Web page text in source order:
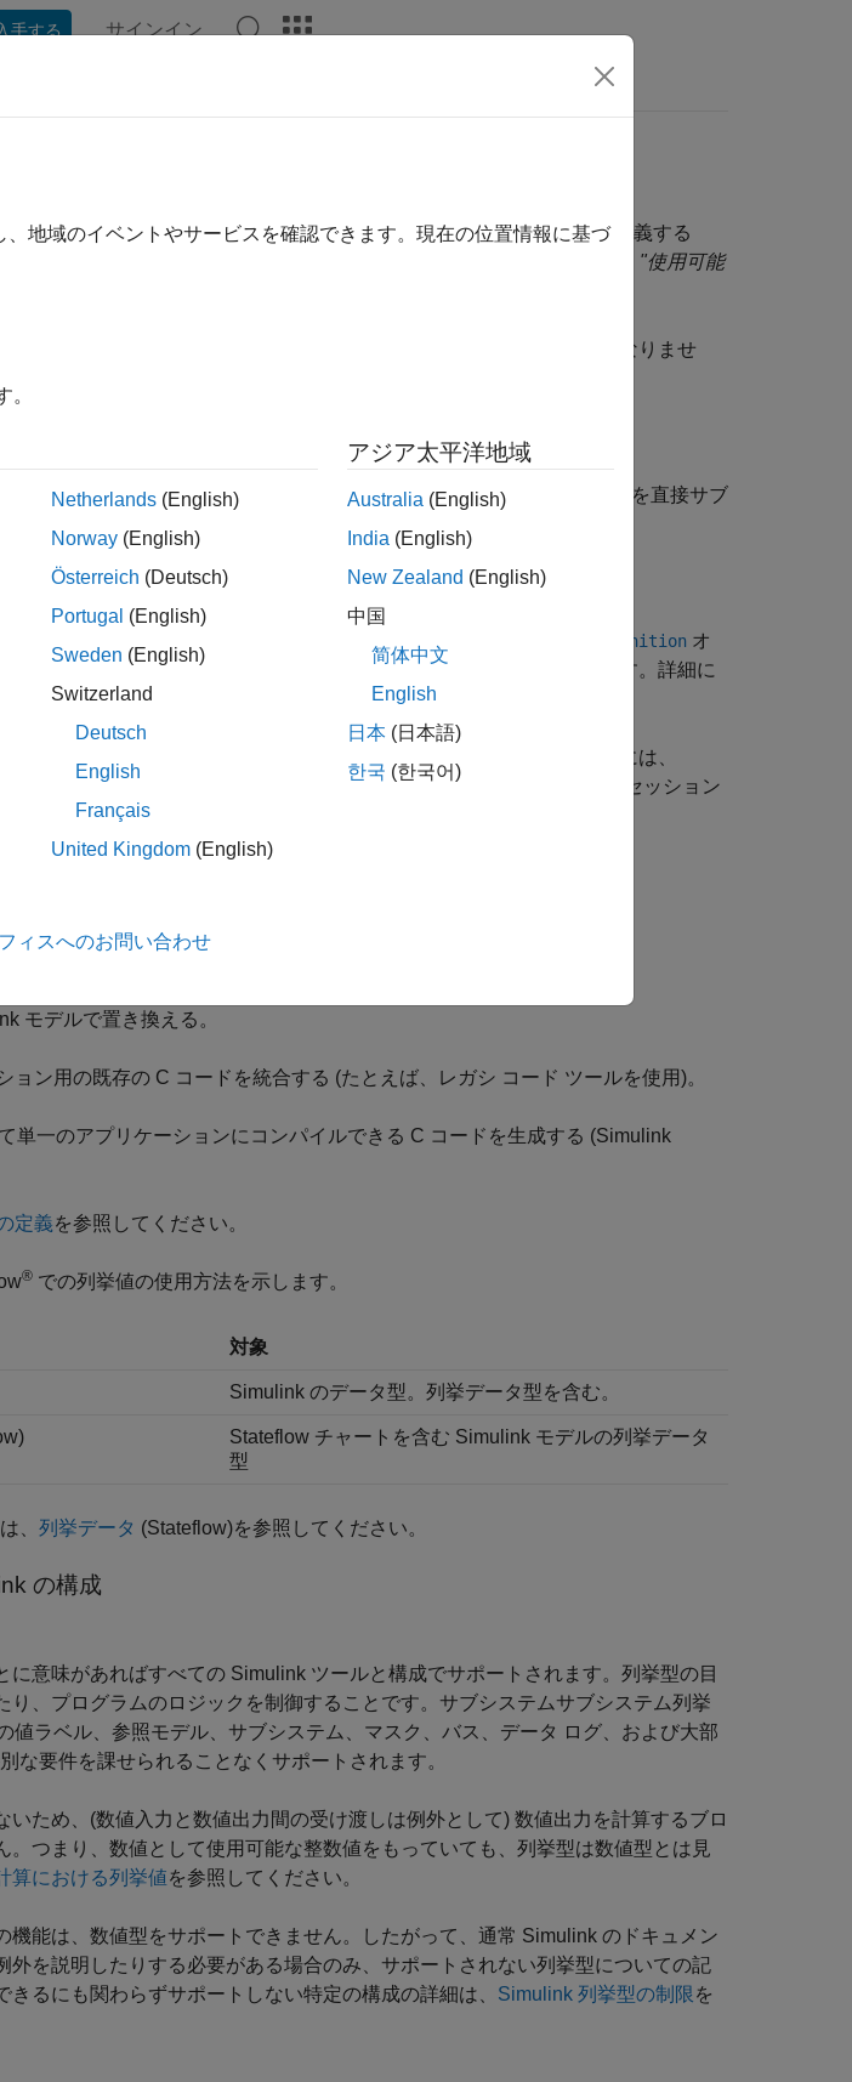
手する サインイン
制約されるデータです。 "列挙データ型" は、
"列挙型の値" のセットを定義する
は、ソフトウェアが生成コード内で内的に使用する
"使用可能
に記載された情報を理解していなければなりませ
を定義するには、列挙型の用途に応じて方法を選択します。
の両方で使用可能な列挙を定義するには、Simulink.IntEnumType
クラスを直接サブ
挙を定義するには、次のいずれかの方法を使用する:
Simulink.data.dictionary.EnumTypeDefinition オ
のデータ ディクショナリにリンクされたモデルで列挙型を使用できます。詳細に
ョナリの列挙値
、およびコールバックで初期化できる列挙データ型を動的に作成するには、
関数を使用する。この関数を使用して作成された列挙は、MATLAB セッション
モデルで置き換える。
ョン用の既存の C コードを統合する (たとえば、レガシ コード ツールを使用)。
単一のアプリケーションにコンパイルできる C コードを生成する (Simulink
定義を参照してください。
® での列挙値の使用方法を示します。
対象
Simulink のデータ型。列挙データ型を含む。
Stateflow チャートを含む Simulink モデルの列挙データ
型
、 列挙データ (Stateflow)を参照してください。
の構成
に意味があればすべての Simulink ツールと構成でサポートされます。列挙型の目
り、プログラムのロジックを制御することです。サブシステムサブシステム列挙
値ラベル、参照モデル、サブシステム、マスク、バス、データ ログ、および大部
な要件を課せられることなくサポートされます。
ため、(数値入力と数値出力間の受け渡しは例外として) 数値出力を計算するブロ
。つまり、数値として使用可能な整数値をもっていても、列挙型は数値型とは見
算における列挙値を参照してください。
機能は、数値型をサポートできません。したがって、通常 Simulink のドキュメン
外を説明したりする必要がある場合のみ、サポートされない列挙型についての記
るにも関わらずサポートしない特定の構成の詳細は、 Simulink 列挙型の制限 を
地域のイベントやサービスを確認できます。現在の位置情報に基づ
。
Netherlands (English)
Norway (English)
Österreich (Deutsch)
Portugal (English)
Sweden (English)
Switzerland
Deutsch
English
Français
United Kingdom (English)
アジア太平洋地域
Australia (English)
India (English)
New Zealand (English)
中国
简体中文
English
日本 (日本語)
한국 (한국어)
ィスへのお問い合わせ